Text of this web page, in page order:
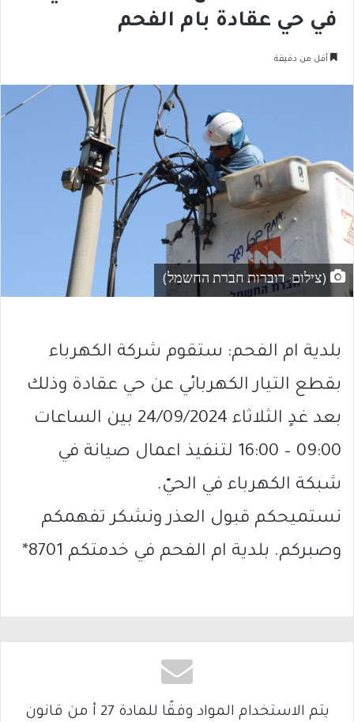
في حي عقادة بام الفحم
أقل من دقيقة
(צילום: דוברות חברת החשמל)
بلدية ام الفحم: ستقوم شركة الكهرباء
بقطع التيار الكهربائي عن حي عقادة وذلك
بعد غدٍ الثلاثاء 24/09/2024 بين الساعات
09:00 – 16:00 لتنفيذ اعمال صيانة في
شبكة الكهرباء في الحيّ.
نستميحكم قبول العذر ونشكر تفهمكم
وصبركم. بلدية ام الفحم في خدمتكم 8701*
يتم الاستخدام المواد وفقًا للمادة 27 أ من قانون